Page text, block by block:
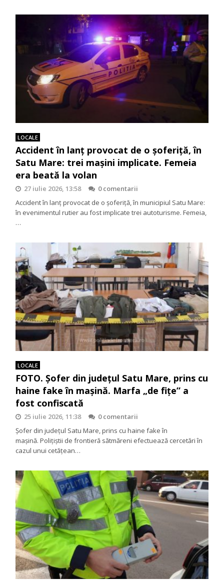
LOCALE
Accident în lanț provocat de o șoferiță, în
Satu Mare: trei mașini implicate. Femeia
era beată la volan
27 iulie 2026, 13:58
0 comentarii
Accident în lanț provocat de o șoferiță, în municipiul Satu Mare:
în evenimentul rutier au fost implicate trei autoturisme. Femeia,
…
LOCALE
FOTO. Șofer din județul Satu Mare, prins cu
haine fake în mașină. Marfa „de fițe” a
fost confiscată
25 iulie 2026, 11:38
0 comentarii
Șofer din județul Satu Mare, prins cu haine fake în
mașină. Polițiștii de frontieră sătmăreni efectuează cercetări în
cazul unui cetățean…